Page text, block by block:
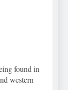
found in
western